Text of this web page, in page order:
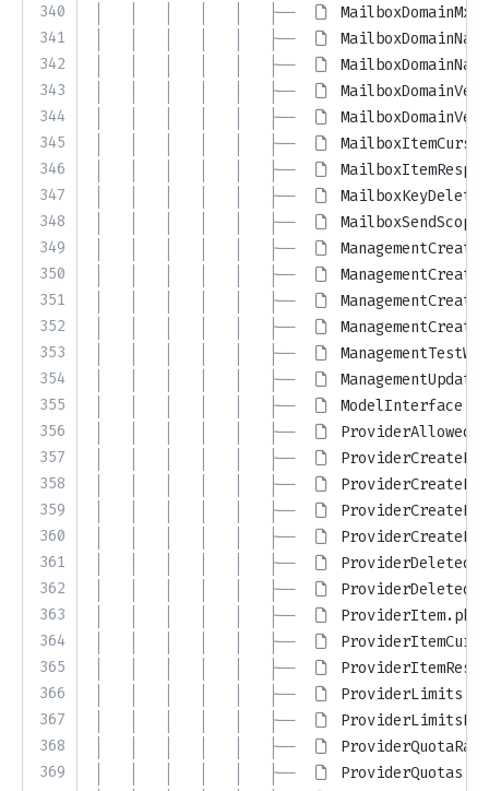
340
341
342
343
344
345
346
347
348
349
350
351
352
353
354
355
356
357
358
359
360
361
362
363
364
365
366
367
368
369
│   │   │   │   │   ├──
│   │   │   │   │   ├──
│   │   │   │   │   ├──
│   │   │   │   │   ├──
│   │   │   │   │   ├──
│   │   │   │   │   ├──
│   │   │   │   │   ├──
│   │   │   │   │   ├──
│   │   │   │   │   ├──
│   │   │   │   │   ├──
│   │   │   │   │   ├──
│   │   │   │   │   ├──
│   │   │   │   │   ├──
│   │   │   │   │   ├──
│   │   │   │   │   ├──
│   │   │   │   │   ├──
│   │   │   │   │   ├──
│   │   │   │   │   ├──
│   │   │   │   │   ├──
│   │   │   │   │   ├──
│   │   │   │   │   ├──
│   │   │   │   │   ├──
│   │   │   │   │   ├──
│   │   │   │   │   ├──
ProviderItem.php
│   │   │   │   │   ├──
│   │   │   │   │   ├──
│   │   │   │   │   ├──
│   │   │   │   │   ├──
│   │   │   │   │   ├──
│   │   │   │   │   ├──